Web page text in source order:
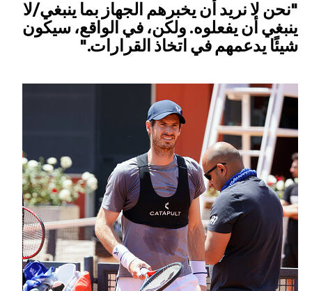
"نحن لا نريد أن يخبرهم الجهاز بما ينبغي/لا
ينبغي أن يفعلوه. ولكن، في الواقع، سيكون
شيئًا يدعمهم في اتخاذ القرارات."